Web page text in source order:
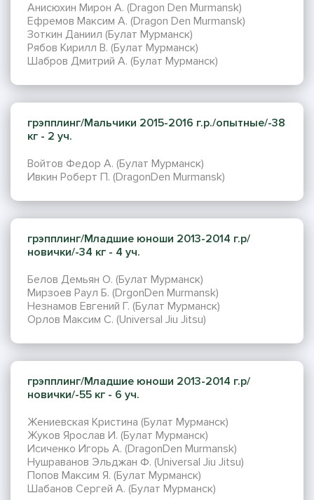
Анисюхин Мирон А. (Dragon Den Murmansk)
Ефремов Максим А. (Dragon Den Murmansk)
Зоткин Даниил (Булат Мурманск)
Рябов Кирилл В. (Булат Мурманск)
Шабров Дмитрий А. (Булат Мурманск)
грэпплинг/Мальчики 2015-2016 г.р./опытные/-38
кг - 2 уч.
Войтов Федор А. (Булат Мурманск)
Ивкин Роберт П. (DragonDen Murmansk)
грэпплинг/Младшие юноши 2013-2014 г.р/
новички/-34 кг - 4 уч.
Белов Демьян О. (Булат Мурманск)
Мирзоев Раул Б. (DrgonDen Murmansk)
Незнамов Евгений Г. (Булат Мурманск)
Орлов Максим С. (Universal Jiu Jitsu)
грэпплинг/Младшие юноши 2013-2014 г.р/
новички/-55 кг - 6 уч.
Жениевская Кристина (Булат Мурманск)
Жуков Ярослав И. (Булат Мурманск)
Исиченко Игорь А. (DragonDen Murmansk)
Нушраванов Эльджан Ф. (Universal Jiu Jitsu)
Попов Максим Я. (Булат Мурманск)
Шабанов Сергей А. (Булат Мурманск)